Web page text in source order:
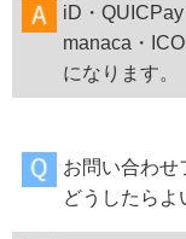
iD・
manaca・
になります。
お問い合わせ
どうしたらよ